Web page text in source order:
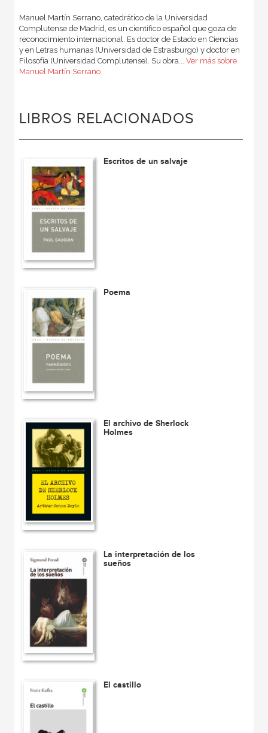
Manuel Martín Serrano, catedrático de la Universidad
Complutense de Madrid, es un científico español que goza de
reconocimiento internacional. Es doctor de Estado en Ciencias
y en Letras humanas (Universidad de Estrasburgo) y doctor en
Filosofía (Universidad Complutense). Su obra... Ver más sobre
Manuel Martín Serrano
LIBROS RELACIONADOS
Escritos de un salvaje
Poema
El archivo de Sherlock
Holmes
La interpretación de los
sueños
El castillo